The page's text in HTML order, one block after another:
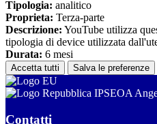
Tipologia: analitico
Proprieta: Terza-parte
Descrizione: YouTube utilizza
tipologia di device utilizzata
Durata: 6 mesi
Accetta tutti Salva le preferenze
IPSEOA
Contatti